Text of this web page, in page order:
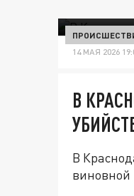
14 МАЯ 2026
В
В
виновной